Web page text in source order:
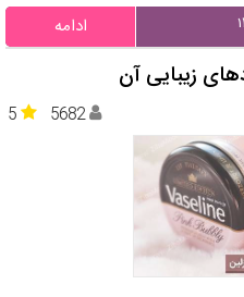
ادامه
زیبایی آن
5 5682